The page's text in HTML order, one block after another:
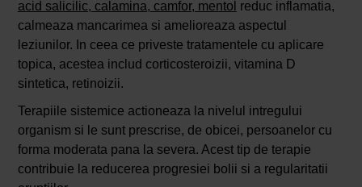
acid salicilic, calamina, camfor, mentol reduc inflamatia,
calmeaza mancarimea si amelioreaza aspectul
leziunilor. In ceea ce priveste tratamentele cu aplicare
topica, acestea includ corticosteroizii, vitamina D
sintetica, retinoizii.
Terapiile sistemice actioneaza la nivelul intregului
organism si le sunt prescrise, de obicei, persoanelor cu
forma moderata pana la severa. Acest tip de terapie
contribuie la reducerea progresiei bolii si a regularitatii